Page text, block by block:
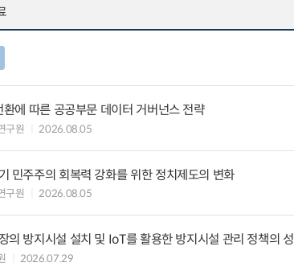
에 따른 공공부문 데이터 거버넌스 전략
구원 2026.08.05
민주주의 회복력 강화를 위한 정치제도의 변화
구원 2026.08.05
의 방지시설 설치 및 IoT를 활용한 방지시설 관리 정책의
2026.07.29